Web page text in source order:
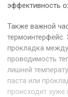
эффективность
Также важной
термоинтерфейс.
прокладка
проводимость
лишней
паста или
происходит хуже